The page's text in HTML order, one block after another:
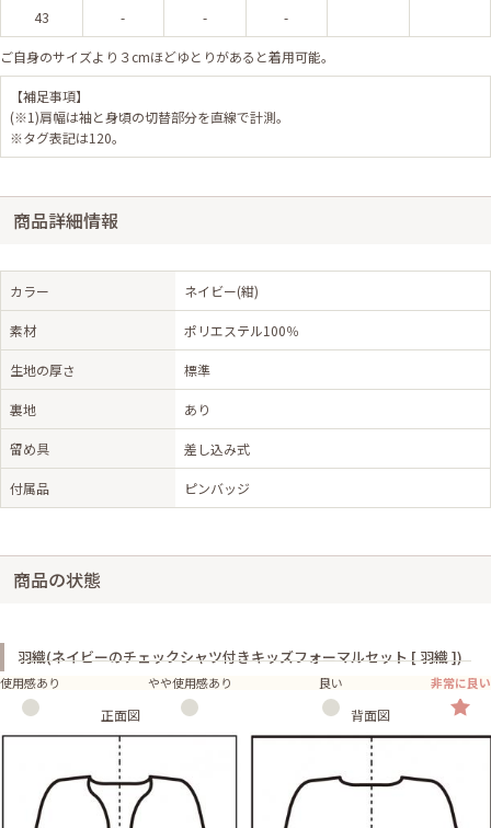
43 - - -
ご自身のサイズより３cmほどゆとりがあると着用可能。
【補足事項】
(※1)肩幅は袖と身頃の切替部分を直線で計測。
※タグ表記は120。
商品詳細情報
カラー ネイビー(紺)
素材 ポリエステル100％
生地の厚さ 標準
裏地 あり
留め具 差し込み式
付属品 ピンバッジ
商品の状態
羽織(ネイビーのチェックシャツ付きキッズフォーマルセット [ 羽織 ])
使用感あり やや使用感あり 良い 非常に良い
正面図 背面図